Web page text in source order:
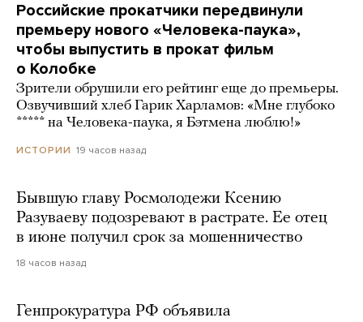
Российские прокатчики передвинули
премьеру нового «Человека-паука»,
чтобы выпустить в прокат фильм
о Колобке
Зрители обрушили его рейтинг еще до премьеры.
Озвучивший хлеб Гарик Харламов: «Мне глубоко
***** на Человека-паука, я Бэтмена люблю!»
ИСТОРИИ 19 часов назад
Бывшую главу Росмолодежи Ксению
Разуваеву подозревают в растрате. Ее отец
в июне получил срок за мошенничество
18 часов назад
Генпрокуратура РФ объявила